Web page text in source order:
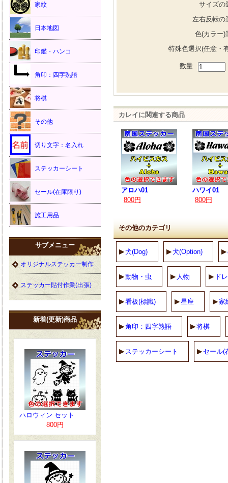
サイズの
左右反転の
色(カラー)
特殊色選択(任意・
数量
カレイに関連する商品
アロハ01
800円
ハワイ01
800円
その他のカテゴリ
犬(Dog) 犬(Option)
動物・虫 人物 ド
看板(標識) 星座 家
角印：四字熟語 将棋
ステッカーシート セール(
家紋
日本地図
印鑑・ハンコ
角印：四字熟語
将棋
その他
切り文字：名入れ
ステッカーシート
セール(在庫限り)
施工用品
サブメニュー
オリジナルステッカー制作
ステッカー貼付作業(出張)
新着(更新)商品
ハロウィン セット
800円